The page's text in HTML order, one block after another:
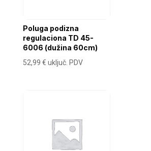
Poluga podizna
regulaciona TD 45-
6006 (dužina 60cm)
52,99 € uključ. PDV